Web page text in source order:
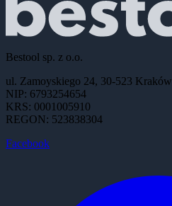
Bestool sp. z o.o.
ul. Zamoyskiego 24, 30-523 Kraków
NIP: 6793254654
KRS: 0001005910
REGON: 523838304
Facebook